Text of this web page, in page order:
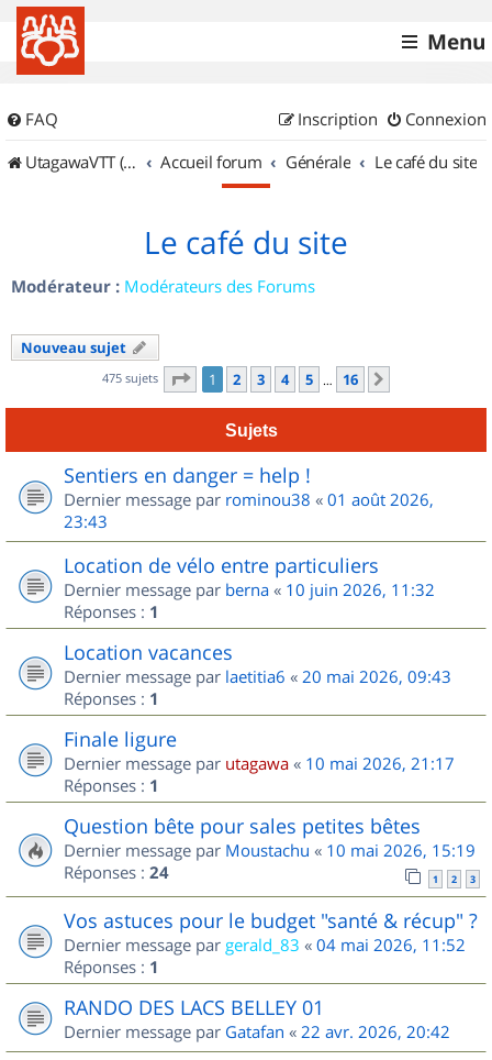
Menu
FAQ Connexion
Inscription
UtagawaVTT (Randos VTT et VTTAE avec traces GPS)
Accueil forum Générale Le café du site
Le café du site
Modérateur : Modérateurs des Forums
Nouveau sujet
475 sujets Page 1sur
1 2 3 4 5 … 16
Sujets
Sentiers en danger = help !
Dernier message par rominou38 « 01 août 2026,
23:43
Location de vélo entre particuliers
Dernier message par berna « 10 juin 2026, 11:32
Réponses : 1
Location vacances
Dernier message par laetitia6 « 20 mai 2026, 09:43
Réponses : 1
Finale ligure
Dernier message par utagawa « 10 mai 2026, 21:17
Réponses : 1
Question bête pour sales petites bêtes
Dernier message par Moustachu « 10 mai 2026, 15:19
Réponses : 24 1 2 3
Vos astuces pour le budget "santé & récup" ?
Dernier message par gerald_83 « 04 mai 2026, 11:52
Réponses : 1
RANDO DES LACS BELLEY 01
Dernier message par Gatafan « 22 avr. 2026, 20:42